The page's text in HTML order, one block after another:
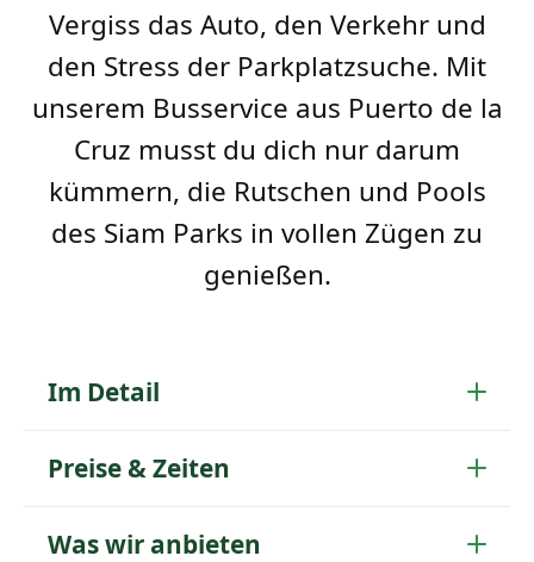
Vergiss das Auto, den Verkehr und
den Stress der Parkplatzsuche. Mit
unserem Busservice aus Puerto de la
Cruz musst du dich nur darum
kümmern, die Rutschen und Pools
des Siam Parks in vollen Zügen zu
genießen.
Im Detail
Preise & Zeiten
Was wir anbieten